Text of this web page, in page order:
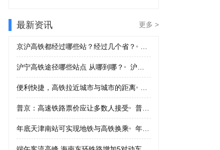
最新资讯 更多 >
京沪高铁都经过哪些站？经过几个省？•
沪宁高铁途径哪些站点 从哪到哪？• 沪宁高铁途径哪些站点 从哪到哪？
便利快捷，高铁拉近城市与城市的距离•
普京：高速铁路票价应让多数人接受• 普京：高速铁路票价应让多数人接受
年底天津南站可实现地铁与高铁换乘• 年底天津南站可实现地铁与高铁换乘